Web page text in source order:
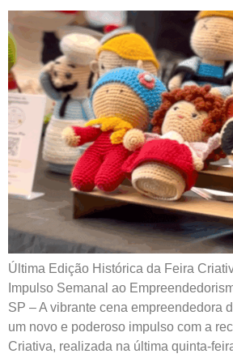
Última Edição Histórica da Feira
Impulso Semanal ao
SP – A vibrante cena empreendedora
um novo e poderoso impulso com a
Criativa, realizada na última quinta-